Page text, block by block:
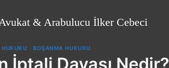
Avukat & Arabulucu İlker Cebeci
|BOŞANMA HUKUKU
İptali Davası Nedir?